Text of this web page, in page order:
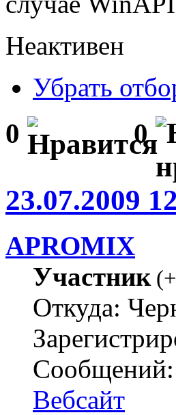
Неактивен
Убрать
0 0
23.07.2009
APROMIX
Участник(
Откуда:
Вебсайт